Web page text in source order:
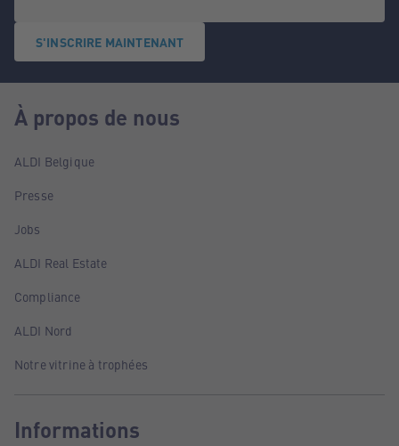
S'INSCRIRE MAINTENANT
À propos de nous
ALDI Belgique
Presse
Jobs
ALDI Real Estate
Compliance
ALDI Nord
Notre vitrine à trophées
Informations